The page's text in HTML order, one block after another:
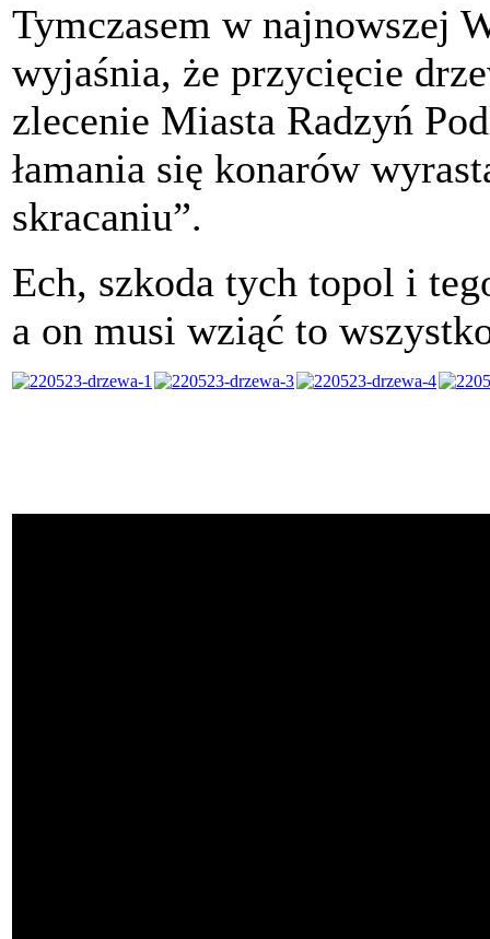
Tymczasem w najnowszej
wyjaśnia, że przycięcie
zlecenie Miasta Radzyń
łamania się konarów
skracaniu”.
Ech, szkoda tych topol i
a on musi wziąć to